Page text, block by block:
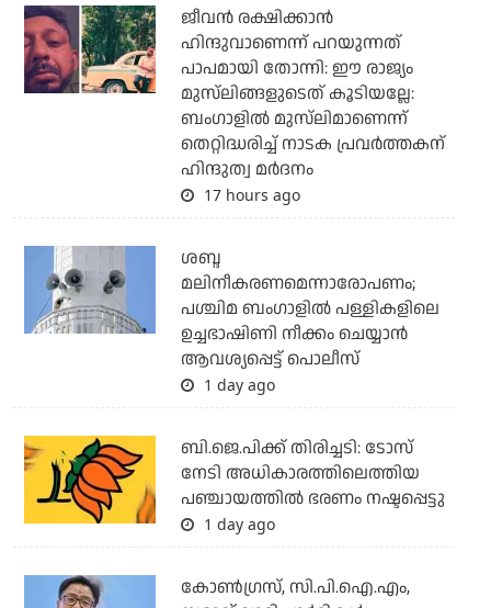
ജീവന്‍ രക്ഷിക്കാന്‍
ഹിന്ദുവാണെന്ന് പറയുന്നത്
പാപമായി തോന്നി: ഈ രാജ്യം
മുസ്‌ലിങ്ങളുടെത് കൂടിയല്ലേ:
ബംഗാളില്‍ മുസ്‌ലിമാണെന്ന്
തെറ്റിദ്ധരിച്ച് നാടക പ്രവര്‍ത്തകന്
ഹിന്ദുത്വ മര്‍ദനം
17 hours ago
ശബ്ദ
മലിനീകരണമെന്നാരോപണം;
പശ്ചിമ ബംഗാളില്‍ പള്ളികളിലെ
ഉച്ചഭാഷിണി നീക്കം ചെയ്യാന്‍
ആവശ്യപ്പെട്ട് പൊലീസ്
1 day ago
ബി.ജെ.പിക്ക് തിരിച്ചടി: ടോസ്
നേടി അധികാരത്തിലെത്തിയ
പഞ്ചായത്തില്‍ ഭരണം നഷ്ടപ്പെട്ടു
1 day ago
കോണ്‍ഗ്രസ്, സി.പി.ഐ.എം,